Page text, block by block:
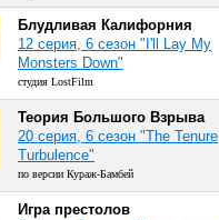
Блудливая Калифорния
12 серия, 6 сезон "I'll Lay My
Monsters Down"
студия LostFilm
Теория Большого Взрыва
20 серия, 6 сезон "The Tenure
Turbulence"
по версии Кураж-Бамбей
Игра престолов